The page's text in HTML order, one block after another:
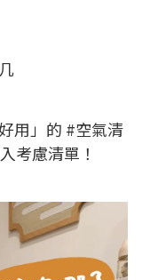
用」的 #空氣清
考慮清單！